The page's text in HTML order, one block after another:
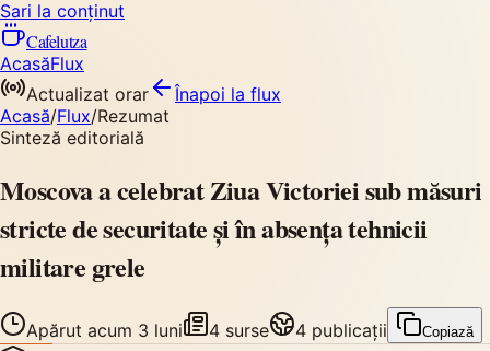
Sari la conținut
Cafelutza
AcasăFlux
Actualizat orar
Înapoi la flux
Acasă/Flux/Rezumat
Sinteză editorială
Moscova a celebrat Ziua Victoriei sub măsuri
stricte de securitate și în absența tehnicii
militare grele
Apărut acum 3 luni 4 surse 4 publicații Copiază